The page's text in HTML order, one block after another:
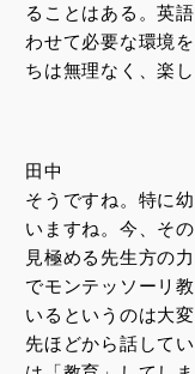
ることはある。英
わせて必要な環境
ちは無理なく、楽
田中
そうですね。特に
いますね。今、そ
見極める先生方の
でモンテッソーリ
いるというのは大
先ほどから話して